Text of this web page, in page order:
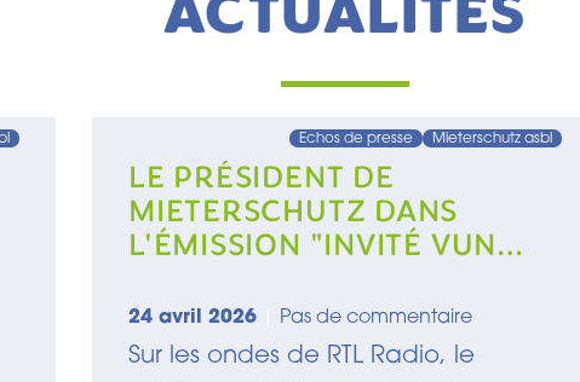
Echos de presse Mieterschutz asbl
LE PRÉSIDENT DE
MIETERSCHUTZ DANS
L'ÉMISSION "INVITÉ VUN
RADIO
24 avril 2026 Pas de commentaire
Sur les ondes de RTL Radio, le